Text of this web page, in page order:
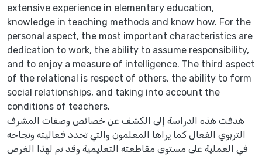
extensive experience in elementary education,
knowledge in teaching methods and know how. For the
personal aspect, the most important characteristics are
dedication to work, the ability to assume responsibility,
and to enjoy a measure of intelligence. The third aspect
of the relational is respect of others, the ability to form
social relationships, and taking into account the
conditions of teachers.
هدفت هذه الدراسة إلى الكشف عن خصائص وصفات المشرف
التربوي الفعال كما يراها المعلمون والتي تحدد فعاليته ونجاحه
في العملية على مستوى مقاطعته التعليمية وقد تم لهذا الغرض